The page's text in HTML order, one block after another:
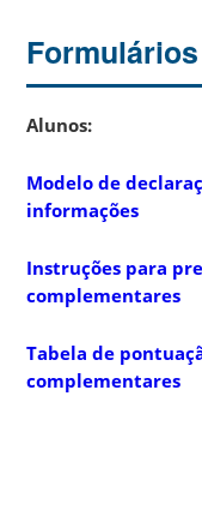
Alunos:
Modelo de
informações
Instruções para
complementares
Tabela de
complementares